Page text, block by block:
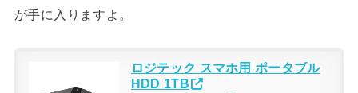
が手に入りますよ。
ロジテック スマホ用 ポータブル
HDD 1TB